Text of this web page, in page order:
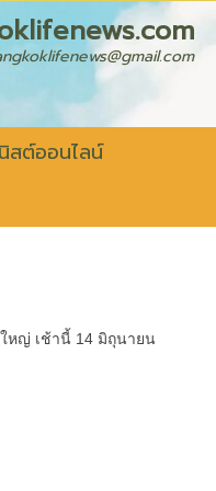
สต์ออนไลน์
หญ่ เช้านี้ 14 มิถุนายน